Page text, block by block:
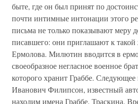
быте, где он был принят по
почти интимные интонации этого
письма не только показывают меру
писавшего: они приглашают к такой
Ермолова. Милютин вводится в
своеобразное негласное военное
которого хранит Граббе.
Иванович Филипсон, известный
находим имена Граббе, Траскина,